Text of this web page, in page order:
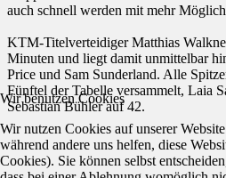
auch schnell werden mit mehr
KTM-Titelverteidiger Matthias
Minuten und liegt damit unmittelbar
Price und Sam Sunderland. Alle
Fünftel der Tabelle versammelt, Laia
Sebastian Bühler auf 42.
Wir benutzen Cookies
Wir nutzen Cookies auf unserer
während andere uns helfen, diese
Cookies). Sie können selbst